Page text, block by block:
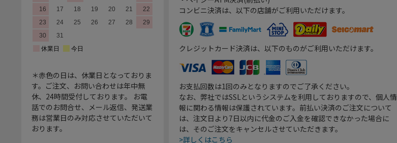
＊赤色の日は、休業日となっておりま
す。ご注文、お問い合わせは年中無
休、24時間受付しております。 お電
話でのお問合せ、メール返信、発送業
務は営業日のみ対応させていただいて
おります。
コンビニ決済は、以下の店舗がご利用いただけます。
クレジットカード決済は、以下のものがご利用いただけます。
お支払回数は1回のみとなりますのでご了承ください。
なお、弊社ではSSLというシステムを利用しておりますので、個人情
報に関わる情報は保護されています。前払い決済のご注文について
は、注文日より7日以内に代金のご入金を確認できなかった場合に
は、そのご注文をキャンセルさせていただきます。
>詳しくはこちら